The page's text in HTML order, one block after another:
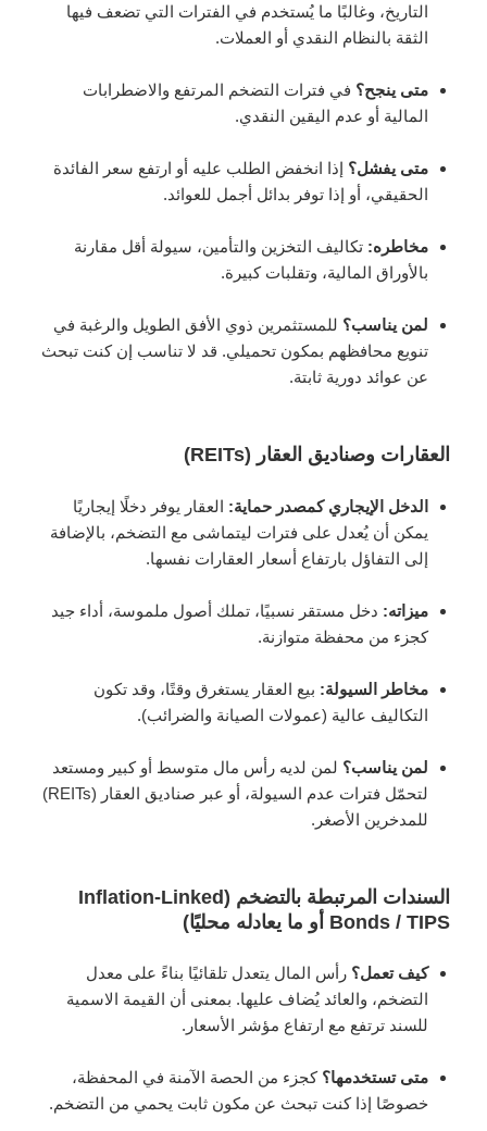
التاريخ، وغالبًا ما يُستخدم في الفترات التي تضعف فيها
الثقة بالنظام النقدي أو العملات.
متى ينجح؟ في فترات التضخم المرتفع والاضطرابات
المالية أو عدم اليقين النقدي.
متى يفشل؟ إذا انخفض الطلب عليه أو ارتفع سعر الفائدة
الحقيقي، أو إذا توفر بدائل أجمل للعوائد.
مخاطره: تكاليف التخزين والتأمين، سيولة أقل مقارنة
بالأوراق المالية، وتقلبات كبيرة.
لمن يناسب؟ للمستثمرين ذوي الأفق الطويل والرغبة في
تنويع محافظهم بمكون تحميلي. قد لا تناسب إن كنت تبحث
عن عوائد دورية ثابتة.
العقارات وصناديق العقار (REITs)
الدخل الإيجاري كمصدر حماية: العقار يوفر دخلًا إيجاريًا
يمكن أن يُعدل على فترات ليتماشى مع التضخم، بالإضافة
إلى التفاؤل بارتفاع أسعار العقارات نفسها.
ميزاته: دخل مستقر نسبيًا، تملك أصول ملموسة، أداء جيد
كجزء من محفظة متوازنة.
مخاطر السيولة: بيع العقار يستغرق وقتًا، وقد تكون
التكاليف عالية (عمولات الصيانة والضرائب).
لمن يناسب؟ لمن لديه رأس مال متوسط أو كبير ومستعد
لتحمّل فترات عدم السيولة، أو عبر صناديق العقار (REITs)
للمدخرين الأصغر.
السندات المرتبطة بالتضخم (Inflation-Linked
Bonds / TIPS أو ما يعادله محليًا)
كيف تعمل؟ رأس المال يتعدل تلقائيًا بناءً على معدل
التضخم، والعائد يُضاف عليها. بمعنى أن القيمة الاسمية
للسند ترتفع مع ارتفاع مؤشر الأسعار.
متى تستخدمها؟ كجزء من الحصة الآمنة في المحفظة،
خصوصًا إذا كنت تبحث عن مكون ثابت يحمي من التضخم.